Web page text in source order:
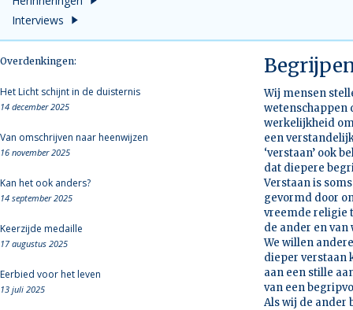
Interviews
Overdenkingen:
Het Licht schijnt in de duisternis
14 december 2025
Van omschrijven naar heenwijzen
16 november 2025
Kan het ook anders?
14 september 2025
Keerzijde medaille
17 augustus 2025
Eerbied voor het leven
13 juli 2025
Wij mensen
wetenschappen
werkelijkheid
een
‘verstaan’ ook
dat diepere
Verstaan is
gevormd door
vreemde religie
de ander en van
We willen
dieper verstaan
aan een stille
van een
Als wij de ander